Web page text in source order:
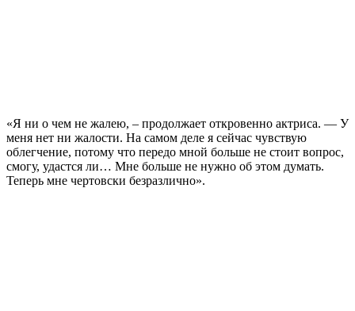
«Я ни о чем не жалею, – продолжает откровенно актриса. — У
меня нет ни жалости. На самом деле я сейчас чувствую
облегчение, потому что передо мной больше не стоит вопрос,
смогу, удастся ли… Мне больше не нужно об этом думать.
Теперь мне чертовски безразлично».